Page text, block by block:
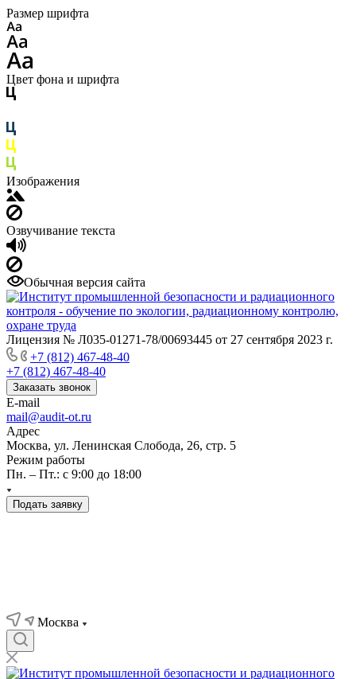
Размер шрифта
Цвет фона и шрифта
Изображения
Озвучивание текста
Обычная версия сайта
Лицензия № Л035-01271-78/00693445 от 27 сентября 2023 г.
+7 (812) 467-48-40
+7 (812) 467-48-40
Заказать звонок
E-mail
mail@audit-ot.ru
Адрес
Москва, ул. Ленинская Слобода, 26, стр. 5
Режим работы
Пн. – Пт.: с 9:00 до 18:00
Подать заявку
Москва